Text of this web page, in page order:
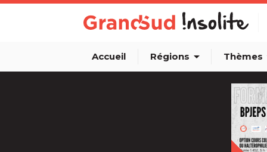
Accueil Régions arrow_drop_down Thèmes